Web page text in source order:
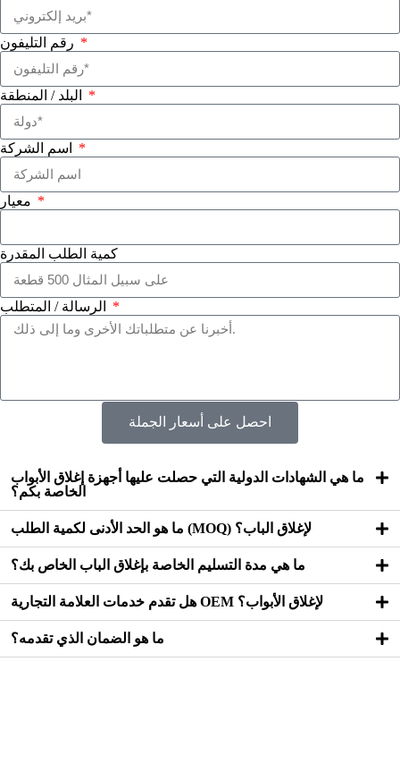
كمية الطلب المقدرة
احصل على أسعار الجملة
ما هي الشهادات الدولية التي حصلت عليها أجهزة إغلاق الأبواب
الخاصة بكم؟
ما هو الحد الأدنى لكمية الطلب (MOQ) لإغلاق الباب؟
ما هي مدة التسليم الخاصة بإغلاق الباب الخاص بك؟
هل تقدم خدمات العلامة التجارية OEM لإغلاق الأبواب؟
ما هو الضمان الذي تقدمه؟